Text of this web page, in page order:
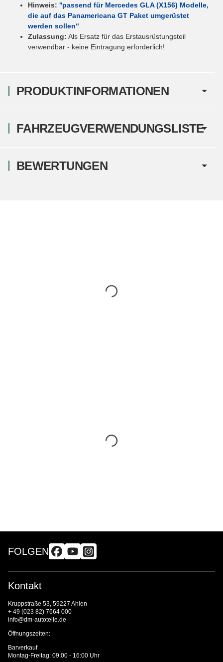
PRODUKTINFORMATIONEN
Hinweis: ''passend für Mercedes GLA (X156) Modelle,
die auf das Panamericana GT Paket umgerüstet
werden sollen“
Zulassung: Als Ersatz für das Erstausrüstungsteil
verwendbar - keine Eintragung erforderlich!
FAHRZEUGVERWENDUNGSLISTE
BEWERTUNGEN
FOLGEN
Kontakt
Kruppstraße 53, 59227 Ahlen
+ 49 (023 82) 7664 000
info@dm-autoteile.de
Öffnungszeiten:
Barverkauf
Montag-Freitag: 09:00 - 16:00 Uhr